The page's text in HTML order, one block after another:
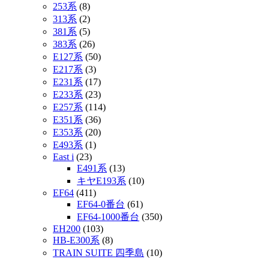
253系 (8)
313系 (2)
381系 (5)
383系 (26)
E127系 (50)
E217系 (3)
E231系 (17)
E233系 (23)
E257系 (114)
E351系 (36)
E353系 (20)
E493系 (1)
East i (23)
E491系 (13)
キヤE193系 (10)
EF64 (411)
EF64-0番台 (61)
EF64-1000番台 (350)
EH200 (103)
HB-E300系 (8)
TRAIN SUITE 四季島 (10)